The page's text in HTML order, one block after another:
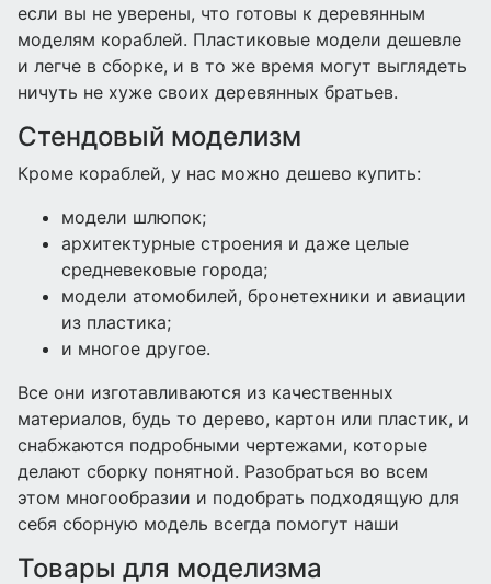
если вы не уверены, что готовы к деревянным
моделям кораблей. Пластиковые модели дешевле
и легче в сборке, и в то же время могут выглядеть
ничуть не хуже своих деревянных братьев.
Стендовый моделизм
Кроме кораблей, у нас можно дешево купить:
модели шлюпок;
архитектурные строения и даже целые
средневековые города;
модели атомобилей, бронетехники и авиации
из пластика;
и многое другое.
Все они изготавливаются из качественных
материалов, будь то дерево, картон или пластик, и
снабжаются подробными чертежами, которые
делают сборку понятной. Разобраться во всем
этом многообразии и подобрать подходящую для
себя сборную модель всегда помогут наши
Товары для моделизма